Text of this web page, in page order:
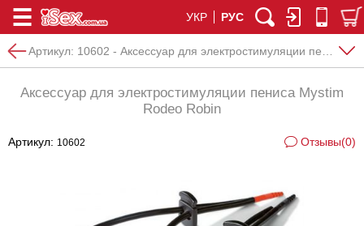
УКР РУС
Артикул: 10602 - Аксессуар для электростимуляции пениса Mystim Rodeo Robin
Аксессуар для электростимуляции пениса Mystim
Rodeo Robin
Артикул: 10602 Отзывы(0)